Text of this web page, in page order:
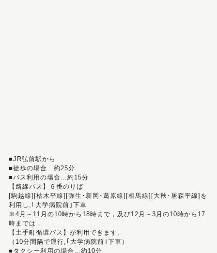
■JR弘前駅から
■徒歩の場合…約25分
■バス利用の場合…約15分
【路線バス】６番のりば
[駒越線][枯木平線][弥生･新岡･葛原線][相馬線][大秋･居森平線]を
利用し,｢大学病院前｣下車
※4月～11月の10時から18時まで，及び12月～3月の10時から17
時までは，
【土手町循環バス】が利用できます。
（10分間隔で運行,｢大学病院前｣下車）
■タクシー利用の場合…約10分